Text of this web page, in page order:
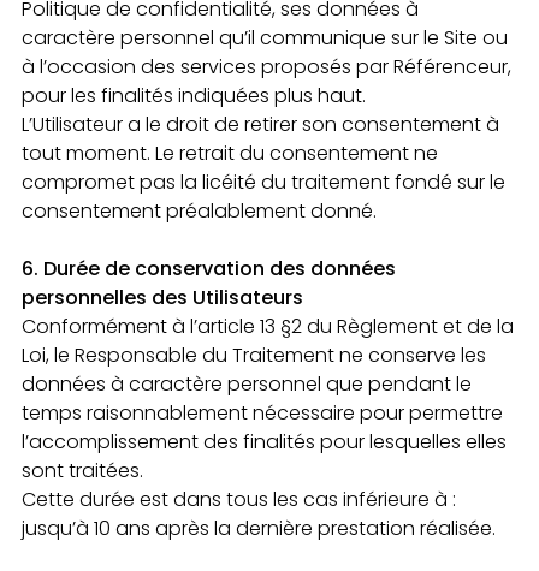
Politique de confidentialité, ses données à
caractère personnel qu’il communique sur le Site ou
à l’occasion des services proposés par Référenceur,
pour les finalités indiquées plus haut.
L’Utilisateur a le droit de retirer son consentement à
tout moment. Le retrait du consentement ne
compromet pas la licéité du traitement fondé sur le
consentement préalablement donné.
6. Durée de conservation des données
personnelles des Utilisateurs
Conformément à l’article 13 §2 du Règlement et de la
Loi, le Responsable du Traitement ne conserve les
données à caractère personnel que pendant le
temps raisonnablement nécessaire pour permettre
l’accomplissement des finalités pour lesquelles elles
sont traitées.
Cette durée est dans tous les cas inférieure à :
jusqu’à 10 ans après la dernière prestation réalisée.